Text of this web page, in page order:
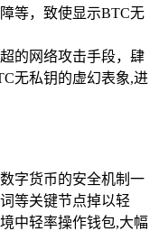
等，致使显示BTC无
的网络攻击手段，肆
无私钥的虚幻表象,进
字货币的安全机制一
等关键节点掉以轻
中轻率操作钱包,大幅